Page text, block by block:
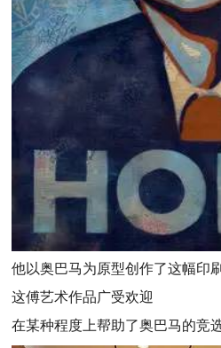
他以奥巴马为原型创作了这幅印
这傅艺术作品广受欢迎
在某种程度上帮助了奥巴马的竞